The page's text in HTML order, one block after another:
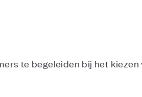
te begeleiden bij het kiezen